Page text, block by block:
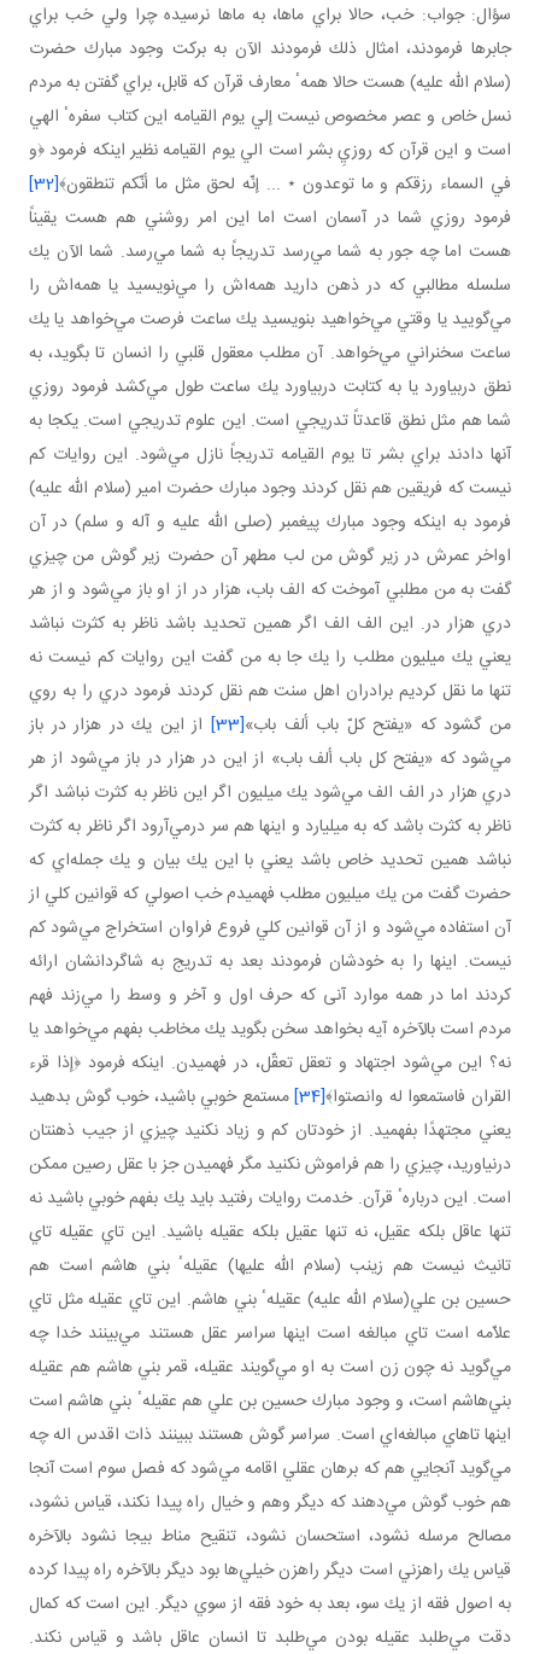
سؤال: جواب: خب، حالا براي ما‌ها، به ماها نرسيده چرا ولي خب براي
جابر‌ها فرمودند، امثال ذلك فرمودند الآن به بركت وجود مبارك حضرت
(سلام الله عليه) هست حالا همهٴ معارف قرآن كه قابل، براي گفتن به مردم
نسل خاص و عصر مخصوص نيست إلي يوم القيامه اين كتاب سفرهٴ الهي
است و اين قرآن كه روزيِ بشر است الي يوم القيامه نظير اينكه فرمود ﴿و
في السماء رزقكم و ما توعدون ٭ ... إنّه لحق مثل ما أنّكم تنطقون﴾[32]
فرمود روزي شما در آسمان است اما اين امر روشني هم هست يقيناً
هست اما چه جور به شما مي‌رسد تدريجاً به شما مي‌رسد. شما الآن يك
سلسله مطالبي كه در ذهن داريد همه‌اش را مي‌نويسيد يا همه‌اش را
مي‌گوييد يا وقتي مي‌خواهيد بنويسيد يك ساعت فرصت مي‌خواهد يا يك
ساعت سخنراني مي‌خواهد. آن مطلب معقول قلبي را انسان تا بگويد، به
نطق دربياورد يا به كتابت دربياورد يك ساعت طول مي‌كشد فرمود روزي
شما هم مثل نطق قاعدتاً تدريجي است. اين علوم تدريجي است. يكجا به
آنها دادند براي بشر تا يوم القيامه تدريجاً نازل مي‌شود. اين روايات كم
نيست كه فريقين هم نقل كردند وجود مبارك حضرت امير (سلام الله عليه)
فرمود به اينكه وجود مبارك پيغمبر (صلى الله عليه و آله و سلم) در آن
اواخر عمرش در زير گوش من لب مطهر آن حضرت زير گوش من چيزي
گفت به من مطلبي آموخت كه الف باب، هزار در از او باز مي‌شود و از هر
دري هزار در. اين الف الف اگر همين تحديد باشد ناظر به كثرت نباشد
يعني يك ميليون مطلب را يك جا به من گفت اين روايات كم نيست نه
تنها ما نقل كرديم برادران اهل سنت هم نقل كردند فرمود دري را به روي
من گشود كه «يفتح كلّ باب ألف باب»[33]
از اين يك در هزار در باز
مي‌شود كه «يفتح كل باب ألف باب» از اين در هزار در باز مي‌شود از هر
دري هزار در الف الف مي‌شود يك ميليون اگر اين ناظر به كثرت نباشد اگر
ناظر به كثرت باشد كه به ميليارد و اينها هم سر درمي‌آرود اگر ناظر به كثرت
نباشد همين تحديد خاص باشد يعني با اين يك بيان و يك جمله‌اي كه
حضرت گفت من يك ميليون مطلب فهميدم خب اصولي كه قوانين كلي از
آن استفاده مي‌شود و از آن قوانين كلي فروع فراوان استخراج مي‌شود كم
نيست. اينها را به خودشان فرمودند بعد به تدريج به شاگردانشان ارائه
كردند اما در همه موارد آنى ‌كه حرف اول و آخر و وسط را مي‌زند فهم
مردم است بالآخره آيه بخواهد سخن بگويد يك مخاطب بفهم مي‌خواهد يا
نه؟ اين مي‌شود اجتهاد و تعقل تعقّل، در فهميدن. اينكه فرمود ﴿إذا قرء
القران فاستمعوا له وانصتوا﴾[34]
مستمع خوبي باشيد، خوب گوش بدهيد
يعني مجتهدًا بفهميد. از خودتان كم و زياد نكنيد چيزي از جيب ذهنتان
درنياوريد، چيزي را هم فراموش نكنيد مگر فهميدن جز با عقل رصين ممكن
است. اين دربارهٴ قرآن. خدمت روايات رفتيد بايد يك بفهم خوبي باشيد نه
تنها عاقل بلكه عقيل، نه تنها عقيل بلكه عقيله باشيد. اين تاي عقيله تاي
تانيث نيست هم زينب (سلام الله عليها) عقيلهٴ بني هاشم است هم
حسين بن علي‌(سلام الله عليه) عقيلهٴ بني هاشم. اين تاي عقيله مثل تاي
علاّمه است تاي مبالغه است اينها سراسر عقل هستند مي‌بينند خدا چه
مي‌گويد نه چون زن است به او مي‌گويند عقيله، قمر بني هاشم هم عقيله
بني‌هاشم است، و وجود مبارك حسين بن علي هم عقيلهٴ بني هاشم است
اينها تاهاي مبالغه‌اي است. سراسر گوش هستند ببينند ذات اقدس اله چه
مي‌گويد آنجايي هم كه برهان عقلي اقامه مي‌شود كه فصل سوم است آنجا
هم خوب گوش مي‌دهند كه ديگر وهم و خيال راه پيدا نكند، قياس نشود،
مصالح مرسله نشود، استحسان نشود، تنقيح مناط بيجا نشود بالآخره
قياس يك راهزني است ديگر راهزن خيلي‌ها بود ديگر بالآخره راه پيدا كرده
به اصول فقه از يك سو، بعد به خود فقه از سوي ديگر. اين است كه كمال
دقت مي‌طلبد عقيله بودن مي‌طلبد تا انسان عاقل باشد و قياس نكند.